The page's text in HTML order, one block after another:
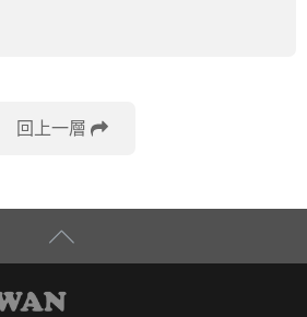
回上一層